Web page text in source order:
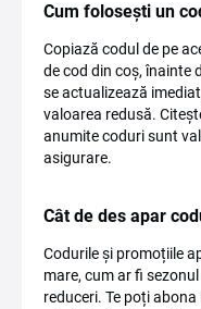
Cum folosești un
Copiază codul de pe
de cod din coș, înainte
se actualizează
valoarea redusă.
anumite coduri sunt
asigurare.
Cât de des apar
Codurile și promoțiile
mare, cum ar fi
reduceri. Te poți